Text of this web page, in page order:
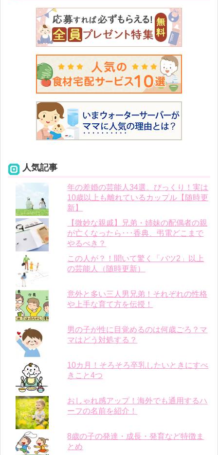
人気記事
年の差婚の芸能人34選。びっくり！実は
10歳以上も離れているカップル【随時更
新】
【微妙な親戚】兄弟・姉妹の配偶者の親
が亡くなったら･･･香典、弔電どこまで
やるべき？
この人が？！聞いて驚く「バツ2」以上
の芸能人（随時更新）
意外と多い三人男兄弟！それぞれの性格
や上手な育て方を伝授！
男の子が性に目覚めるのは何歳ごろ？マ
マはどう対処する？
10カ月！そろそろ卒乳したいときにすべ
きこと4つ
おしゃれ感アップ！海外でも通用するハ
ーフの名前を紹介！
8歳の子の発達・成長・発育など特徴ま
とめ